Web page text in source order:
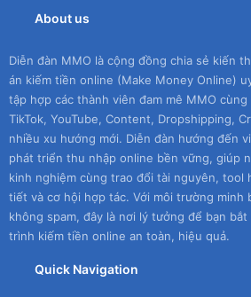
About us
Diễn đàn MMO là cộng đồng chia sẻ kiến
án kiếm tiền online (Make Money Online)
tập hợp các thành viên đam mê MMO
TikTok, YouTube, Content, Dropshipping,
nhiều xu hướng mới. Diễn đàn hướng đến
phát triển thu nhập online bền vững, giúp
kinh nghiệm cùng trao đổi tài nguyên, tool
tiết và cơ hội hợp tác. Với môi trường minh
không spam, đây là nơi lý tưởng để bạn bắt
trình kiếm tiền online an toàn, hiệu quả.
Quick Navigation